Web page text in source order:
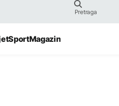
SportMagazin